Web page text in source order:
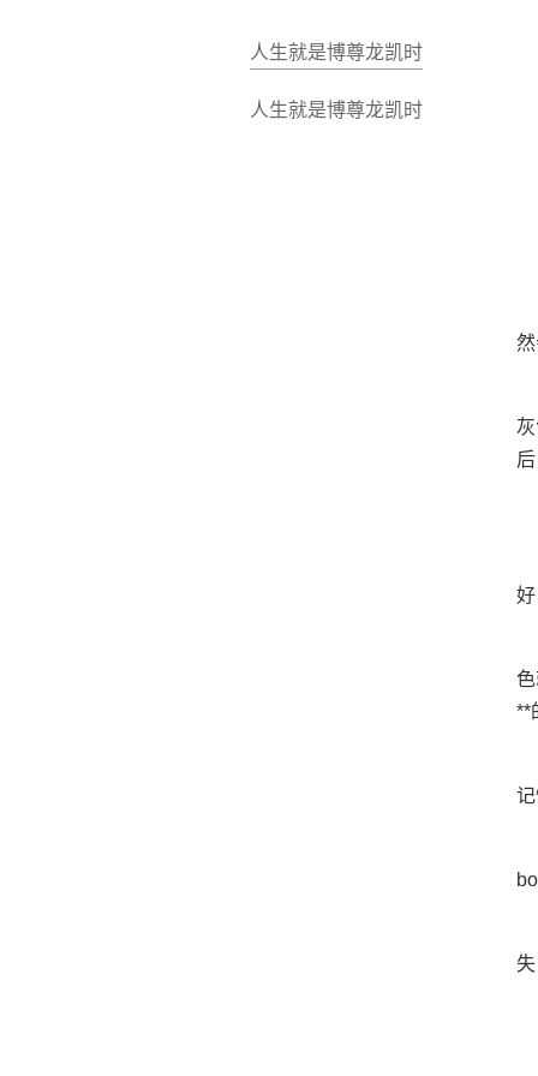
人生就是博尊龙凯时
人生就是博尊龙凯时
然
**